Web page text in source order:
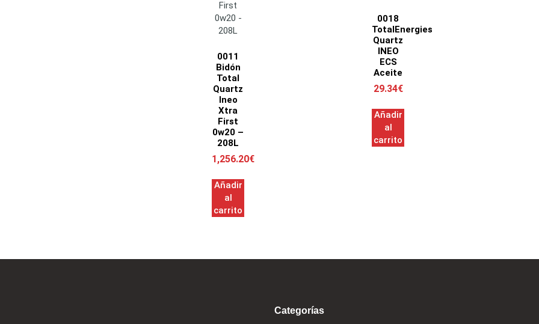
0011
Bidón
Total
Quartz
Ineo
Xtra
First
0w20 –
208L
1,256.20€
Añadir
al
carrito
0018
TotalEnergies
Quartz
INEO
ECS
Aceite
29.34€
Añadir
al
carrito
Categorías